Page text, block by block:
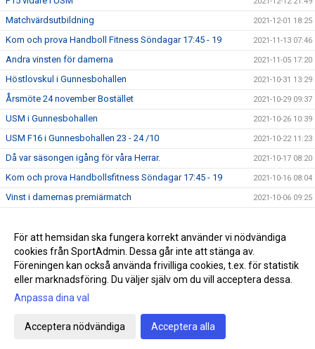
Matchvärdsutbildning 2021-12-01 18:25
Kom och prova Handboll Fitness Söndagar 17:45 - 19 2021-11-13 07:46
Andra vinsten för damerna 2021-11-05 17:20
Höstlovskul i Gunnesbohallen 2021-10-31 13:29
Årsmöte 24 november Bostället 2021-10-29 09:37
USM i Gunnesbohallen 2021-10-26 10:39
USM F16 i Gunnesbohallen 23 - 24 /10 2021-10-22 11:23
Då var säsongen igång för våra Herrar. 2021-10-17 08:20
Kom och prova Handbollsfitness Söndagar 17:45 - 19 2021-10-16 08:04
Vinst i damernas premiärmatch 2021-10-06 09:25
Succe för Handbollens Dag 2021-09-20 07:06
Söndagskvällar med beachhandboll 2021-08-19 16:26
Gå till Webbversion
För att hemsidan ska fungera korrekt använder vi nödvändiga
cookies från SportAdmin. Dessa går inte att stänga av.
Föreningen kan också använda frivilliga cookies, t.ex. för statistik
eller marknadsföring. Du väljer själv om du vill acceptera dessa.
Anpassa dina val
Acceptera nödvändiga Acceptera alla